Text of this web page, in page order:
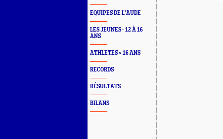
EQUIPES DE L'AUDE
LES JEUNES - 12 À 16
ANS
ATHLETES > 16 ANS
RECORDS
RÉSULTATS
BILANS